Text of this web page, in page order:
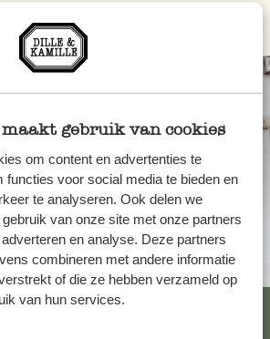
gebruik van cookies
om content en advertenties te
functies voor social media te bieden en
te analyseren. Ook delen we
van onze site met onze partners
en analyse. Deze partners
combineren met andere informatie
of die ze hebben verzameld op
van hun services.
à proximité